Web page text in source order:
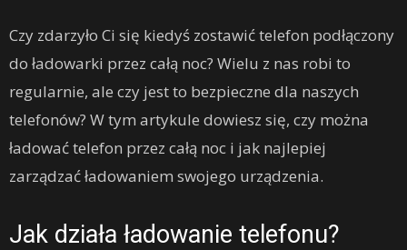
Czy zdarzyło Ci się kiedyś zostawić telefon podłączony
do ładowarki przez całą noc? Wielu z nas robi to
regularnie, ale czy jest to bezpieczne dla naszych
telefonów? W tym artykule dowiesz się, czy można
ładować telefon przez całą noc i jak najlepiej
zarządzać ładowaniem swojego urządzenia.
Jak działa ładowanie telefonu?